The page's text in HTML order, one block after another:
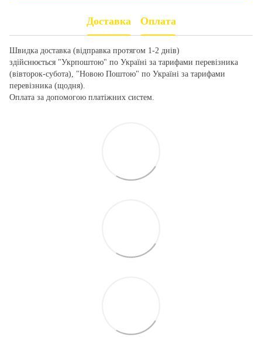
Доставка Оплата
Швидка доставка (відправка протягом 1-2 днів)
здійснюється "Укрпоштою" по Україні за тарифами перевізника
(вівторок-субота), "Новою Поштою" по Україні за тарифами
перевізника (щодня).
Оплата за допомогою платіжних систем.